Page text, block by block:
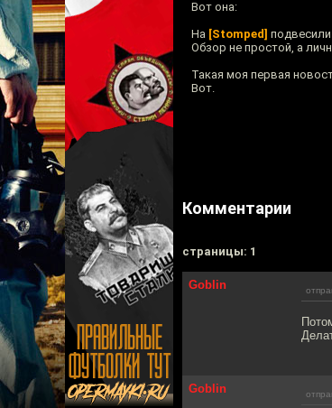
Вот она:
На [Stomped] подвесили
Обзор не простой, а
Такая моя первая
Вот.
Комментарии
cтраницы: 1
Goblin
Goblin